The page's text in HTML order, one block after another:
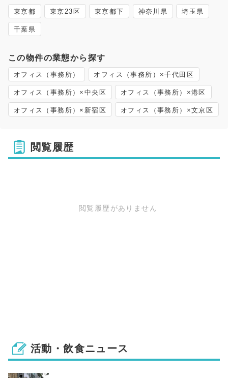
東京都 東京23区 東京都下 神奈川県 埼玉県
千葉県
この物件の業態から探す
オフィス（事務所） オフィス（事務所）×千代田区
オフィス（事務所）×中央区 オフィス（事務所）×港区
オフィス（事務所）×新宿区 オフィス（事務所）×文京区
閲覧履歴
閲覧履歴がありません
活動・飲食ニュース